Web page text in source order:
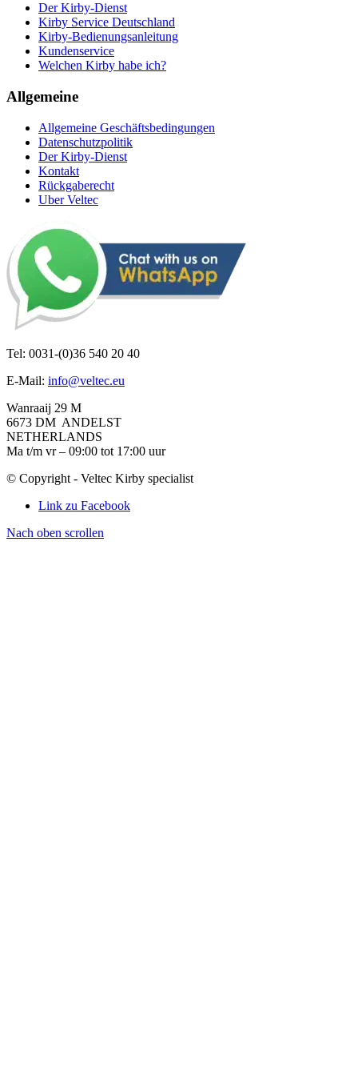
Der Kirby-Dienst
Kirby Service Deutschland
Kirby-Bedienungsanleitung
Kundenservice
Welchen Kirby habe ich?
Allgemeine
Allgemeine Geschäftsbedingungen
Datenschutzpolitik
Der Kirby-Dienst
Kontakt
Rückgaberecht
Uber Veltec
Tel: 0031-(0)36 540 20 40
E-Mail: info@veltec.eu
Wanraaij 29 M
6673 DM ANDELST
NETHERLANDS
Ma t/m vr – 09:00 tot 17:00 uur
© Copyright - Veltec Kirby specialist
Link zu Facebook
Nach oben scrollen